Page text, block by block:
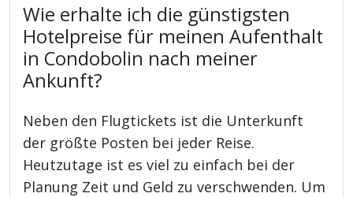
Wie erhalte ich die günstigsten
Hotelpreise für meinen Aufenthalt
in Condobolin nach meiner
Ankunft?
Neben den Flugtickets ist die Unterkunft
der größte Posten bei jeder Reise.
Heutzutage ist es viel zu einfach bei der
Planung Zeit und Geld zu verschwenden. Um